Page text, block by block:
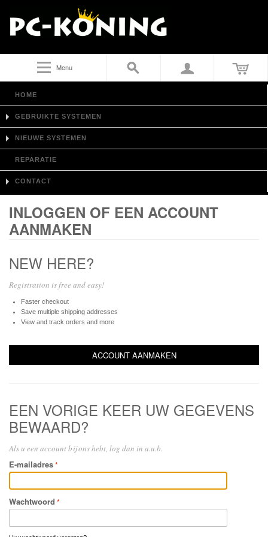
Menu
HOME
GEBRUIKTE SYSTEMEN
NIEUWE SYSTEMEN
REPARATIE
CONTACT
INLOGGEN OF EEN ACCOUNT
AANMAKEN
NEW HERE?
Registration is free and easy!
Faster checkout
Save multiple shipping addresses
View and track orders and more
ACCOUNT AANMAKEN
EEN VORIGE KEER UW GEGEVENS
BEWAARD?
Als u een account bij ons hebt, log dan in a.u.b.
E-mailadres
Wachtwoord